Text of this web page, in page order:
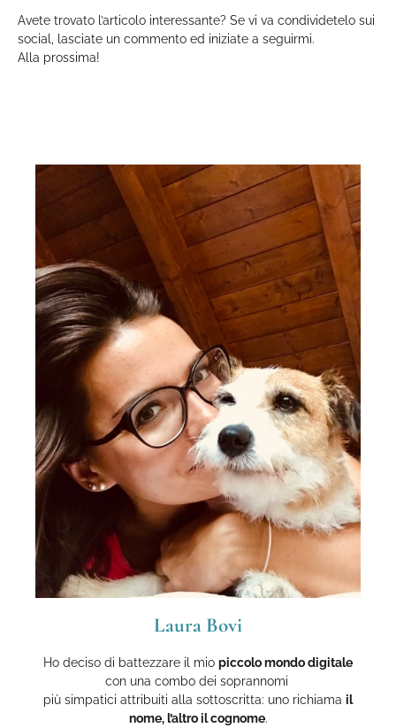
Avete trovato l’articolo interessante? Se vi va condividetelo sui
social, lasciate un commento ed iniziate a seguirmi.
Alla prossima!
Laura Bovi
Ho deciso di battezzare il mio piccolo mondo digitale
con una combo dei soprannomi
più simpatici attribuiti alla sottoscritta: uno richiama il
nome, l’altro il cognome.